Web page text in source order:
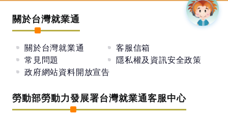
關於台灣就業通
關於台灣就業通
客服信箱
常見問題
隱私權及資訊安全政策
政府網站資料開放宣告
勞動部勞動力發展署台灣就業通客服中心